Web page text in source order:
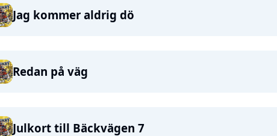
Jag kommer aldrig dö
Redan på väg
Julkort till Bäckvägen 7